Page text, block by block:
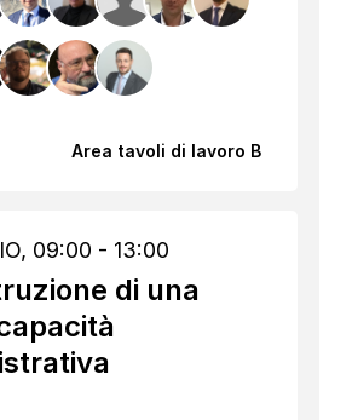
Area tavoli di lavoro B
09:00 - 13:00
di una